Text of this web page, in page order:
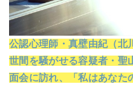
公認心理師・真壁由紀（北
世間を騒がせる容疑者・聖
面会に訪れ、「私はあなた